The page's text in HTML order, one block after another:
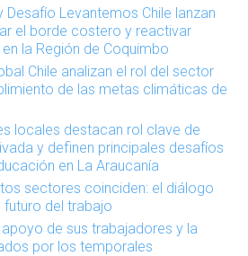
Desafío Levantemos Chile lanzan
el borde costero y reactivar
la Región de Coquimbo
Chile analizan el rol del sector
de las metas climáticas de
locales destacan rol clave de
y definen principales desafíos
en La Araucanía
sectores coinciden: el diálogo
del trabajo
de sus trabajadores y la
por los temporales